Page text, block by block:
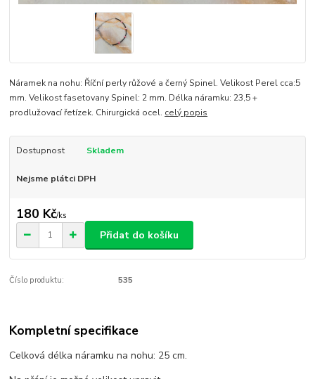
Náramek na nohu: Říční perly růžové a černý Spinel. Velikost Perel cca:5
mm. Velikost fasetovany Spinel: 2 mm. Délka náramku: 23,5 +
prodlužovací řetízek. Chirurgická ocel. celý popis
Dostupnost Skladem
Nejsme plátci DPH
180 Kč/ks
Přidat do košíku
Číslo produktu: 535
Kompletní specifikace
Celková délka náramku na nohu: 25 cm.